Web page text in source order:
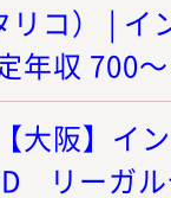
コ） | イ
年収 700
大阪】イ
リーガ